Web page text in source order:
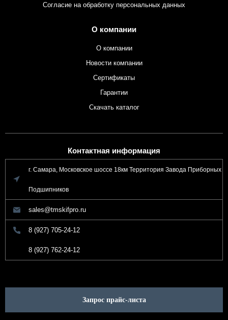
Согласие на обработку персональных данных
О компании
О компании
Новости компании
Сертификаты
Гарантии
Скачать каталог
Контактная информация
г. Самара, Московское шоссе 18км Территория Завода Приборных
Подшипников
sales@tmskifpro.ru
8 (927) 705-24-12
8 (927) 762-24-12
Запрос прайс-листа